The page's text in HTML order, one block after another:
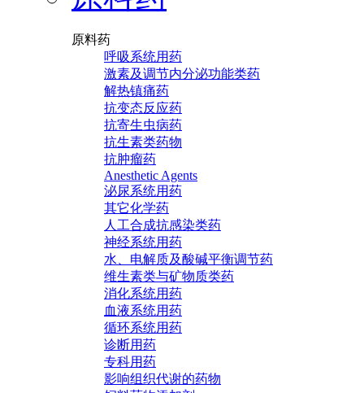
原料药
呼吸系统用药
激素及调节内分泌功能类药
解热镇痛药
抗变态反应药
抗寄生虫病药
抗生素类药物
抗肿瘤药
Anesthetic Agents
泌尿系统用药
其它化学药
人工合成抗感染类药
神经系统用药
水、电解质及酸碱平衡调节药
维生素类与矿物质类药
消化系统用药
血液系统用药
循环系统用药
诊断用药
专科用药
影响组织代谢的药物